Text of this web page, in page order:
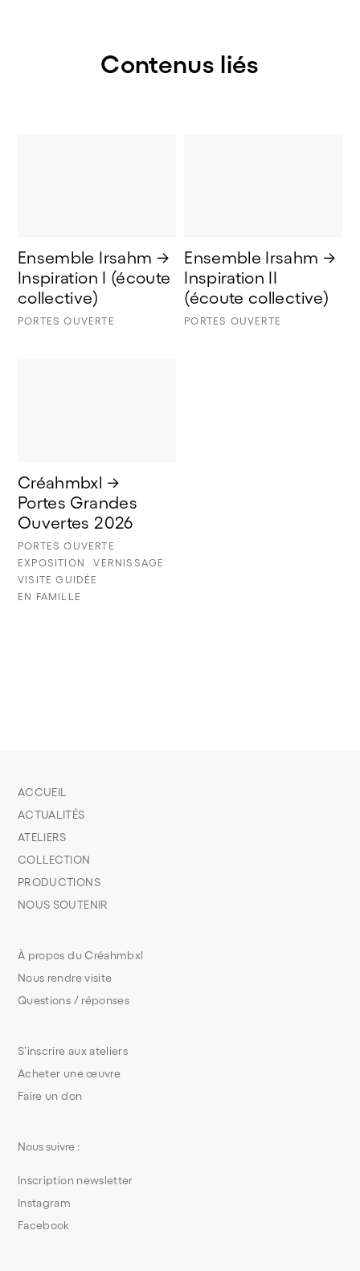
Contenus liés
Ensemble Irsahm →
Inspiration I (écoute
collective)
PORTES OUVERTE
Ensemble Irsahm →
Inspiration II
(écoute collective)
PORTES OUVERTE
Créahmbxl →
Portes Grandes
Ouvertes 2026
PORTES OUVERTE
EXPOSITION
VERNISSAGE
VISITE GUIDÉE
EN FAMILLE
S’inscrire aux ateliers
Acheter une œuvre
Faire un don
À propos du Créahmbxl
Nous rendre visite
Questions / réponses
ACCUEIL
ACTUALITÉS
ATELIERS
COLLECTION
PRODUCTIONS
NOUS SOUTENIR
Nous suivre :
Inscription newsletter
Instagram
Facebook